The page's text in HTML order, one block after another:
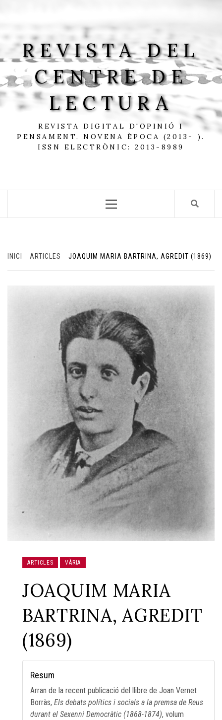
REVISTA DEL
CENTRE DE
LECTURA
REVISTA DIGITAL D'OPINIÓ I
PENSAMENT. NOVENA ÈPOCA (2013- ).
ISSN ELECTRÒNIC: 2013-8989
Menu
INICI ARTICLES JOAQUIM MARIA BARTRINA, AGREDIT (1869)
ARTICLES VÀRIA
JOAQUIM MARIA
BARTRINA, AGREDIT
(1869)
Resum
Arran de la recent publicació del llibre de Joan Vernet
Borràs, Els debats polítics i socials a la premsa de Reus
durant el Sexenni Democràtic (1868-1874), volum